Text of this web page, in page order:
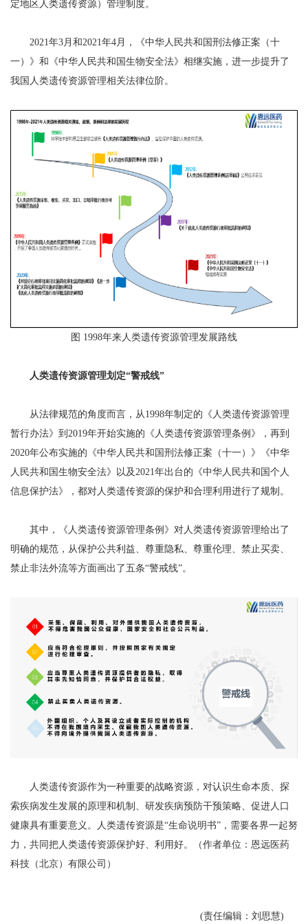
定地区人类遗传资源）管理制度。
2021年3月和2021年4月，《中华人民共和国刑法修正案（十
一）》和《中华人民共和国生物安全法》相继实施，进一步提升了
我国人类遗传资源管理相关法律位阶。
图 1998年来人类遗传资源管理发展路线
人类遗传资源管理划定“警戒线”
从法律规范的角度而言，从1998年制定的《人类遗传资源管理
暂行办法》到2019年开始实施的《人类遗传资源管理条例》，再到
2020年公布实施的《中华人民共和国刑法修正案（十一）》《中华
人民共和国生物安全法》以及2021年出台的《中华人民共和国个人
信息保护法》，都对人类遗传资源的保护和合理利用进行了规制。
其中，《人类遗传资源管理条例》对人类遗传资源管理给出了
明确的规范，从保护公共利益、尊重隐私、尊重伦理、禁止买卖、
禁止非法外流等方面画出了五条“警戒线”。
人类遗传资源作为一种重要的战略资源，对认识生命本质、探
索疾病发生发展的原理和机制、研发疾病预防干预策略、促进人口
健康具有重要意义。人类遗传资源是“生命说明书”，需要各界一起努
力，共同把人类遗传资源保护好、利用好。（作者单位：恩远医药
科技（北京）有限公司）
(责任编辑：刘思慧)